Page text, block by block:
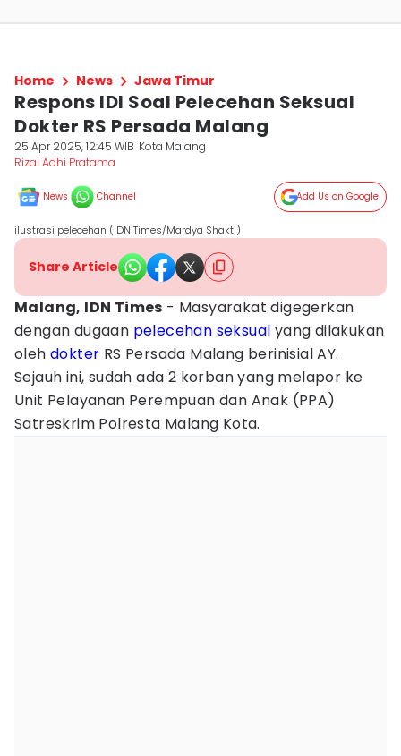
Home News Jawa Timur
Respons IDI Soal Pelecehan Seksual
Dokter RS Persada Malang
25 Apr 2025, 12:45 WIB Kota Malang
Rizal Adhi Pratama
News Channel Add Us on Google
ilustrasi pelecehan (IDN Times/Mardya Shakti)
Share Article
Malang, IDN Times - Masyarakat digegerkan
dengan dugaan pelecehan seksual yang dilakukan
oleh dokter RS Persada Malang berinisial AY.
Sejauh ini, sudah ada 2 korban yang melapor ke
Unit Pelayanan Perempuan dan Anak (PPA)
Satreskrim Polresta Malang Kota.